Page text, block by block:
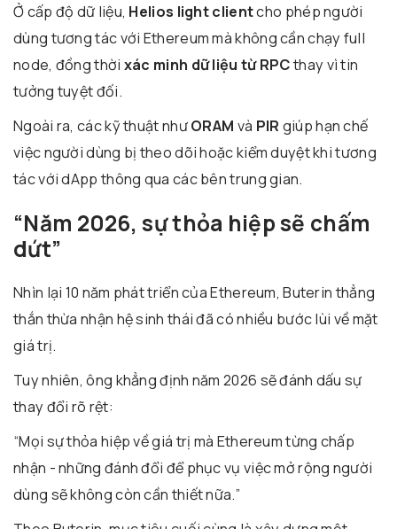
Ở cấp độ dữ liệu, Helios light clientcho phép người
dùng tương tác với Ethereum mà không cần chạy full
node, đồng thời xác minh dữ liệu từ RPCthay vì tin
tưởng tuyệt đối.
Ngoài ra, các kỹ thuật nhưORAM và PIR giúp hạn chế
việc người dùng bị theo dõi hoặc kiểm duyệt khi tương
tác với dApp thông qua các bên trung gian.
“Năm 2026, sự thỏa hiệp sẽ chấm
dứt”
Nhìn lại 10 năm phát triển của Ethereum, Buterin thẳng
thắn thừa nhận hệ sinh thái đã có nhiều bước lùi về mặt
giá trị.
Tuy nhiên, ông khẳng định năm 2026 sẽ đánh dấu sự
thay đổi rõ rệt:
“Mọi sự thỏa hiệp về giá trị mà Ethereum từng chấp
nhận - những đánh đổi để phục vụ việc mở rộng người
dùng sẽ không còn cần thiết nữa.”